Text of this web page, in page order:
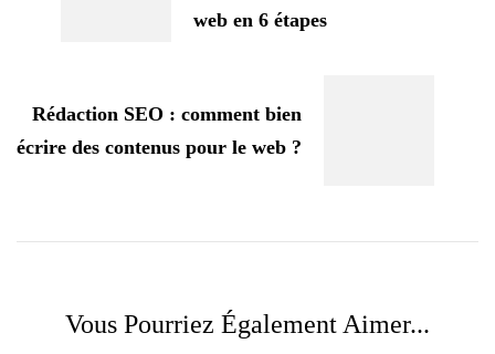
web en 6 étapes
Rédaction SEO : comment bien
écrire des contenus pour le web ?
Vous Pourriez Également Aimer...